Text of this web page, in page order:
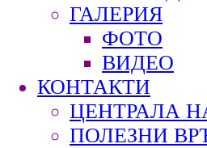
ГАЛЕРИЯ
ФОТО
ВИДЕО
КОНТАКТИ
ЦЕНТРАЛА
ПОЛЕЗНИ